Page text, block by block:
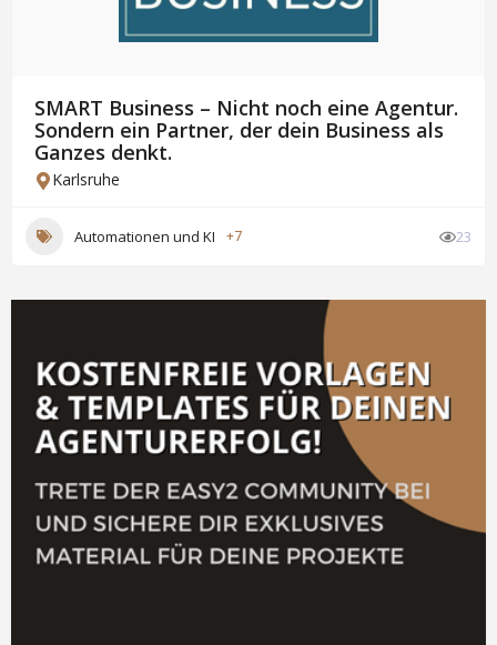
SMART Business – Nicht noch eine Agentur.
Sondern ein Partner, der dein Business als
Ganzes denkt.
Karlsruhe
Automationen und KI +7 23